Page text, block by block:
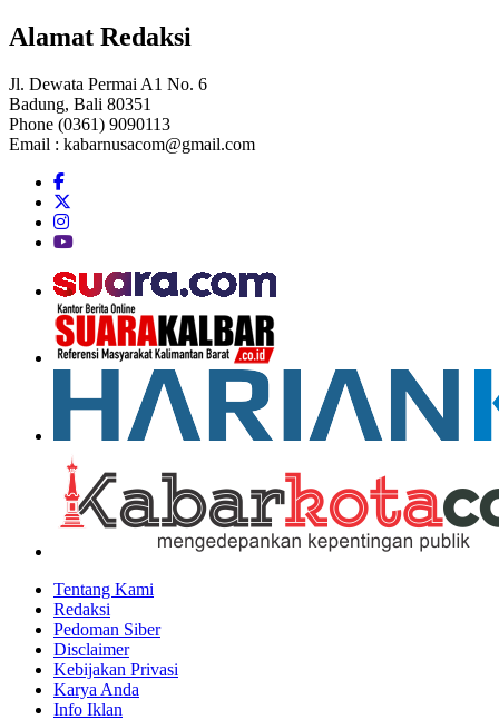
Alamat Redaksi
Jl. Dewata Permai A1 No. 6
Badung, Bali 80351
Phone (0361) 9090113
Email : kabarnusacom@gmail.com
Tentang Kami
Redaksi
Pedoman Siber
Disclaimer
Kebijakan Privasi
Karya Anda
Info Iklan